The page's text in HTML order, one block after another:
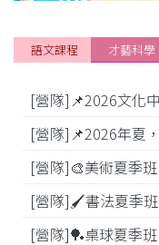
[營隊]📌2026文化
[營隊]🎨美術夏季
語文課程 才藝科學